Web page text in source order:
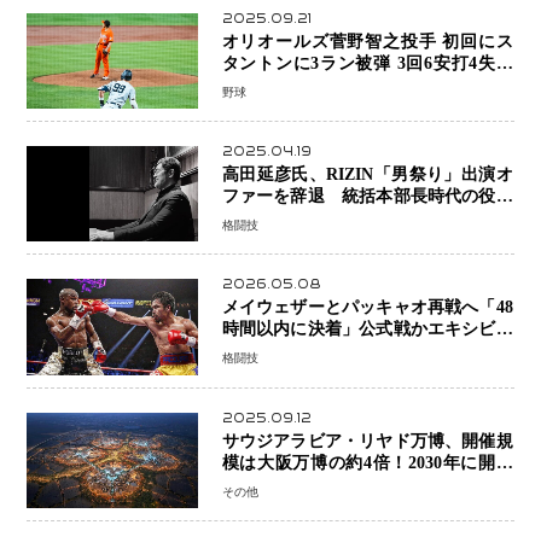
2025.09.21
オリオールズ菅野智之投手 初回にス
タントンに3ラン被弾 3回6安打4失点
で降板
野球
2025.04.19
高田延彦氏、RIZIN「男祭り」出演オ
ファーを辞退 統括本部長時代の役目
「すでに終えています」と明言
格闘技
2026.05.08
メイウェザーとパッキャオ再戦へ「48
時間以内に決着」公式戦かエキシビシ
ョンか混迷続く
格闘技
2025.09.12
サウジアラビア・リヤド万博、開催規
模は大阪万博の約4倍！2030年に開幕
予定
その他